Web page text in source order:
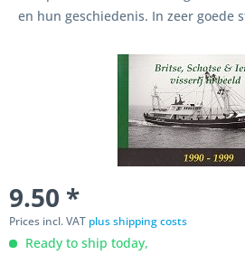
en hun geschiedenis. In zeer goede
9.50 *
Prices incl. VAT plus shipping costs
Ready to ship today,